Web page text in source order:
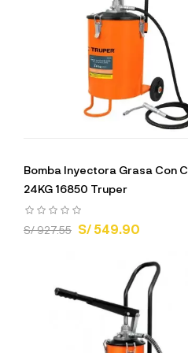
Bomba Inyectora Grasa Con
24KG 16850 Truper
S/ 927.55 S/ 549.90